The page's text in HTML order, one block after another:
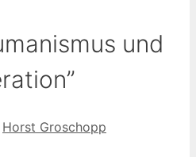
und
Horst Groschopp